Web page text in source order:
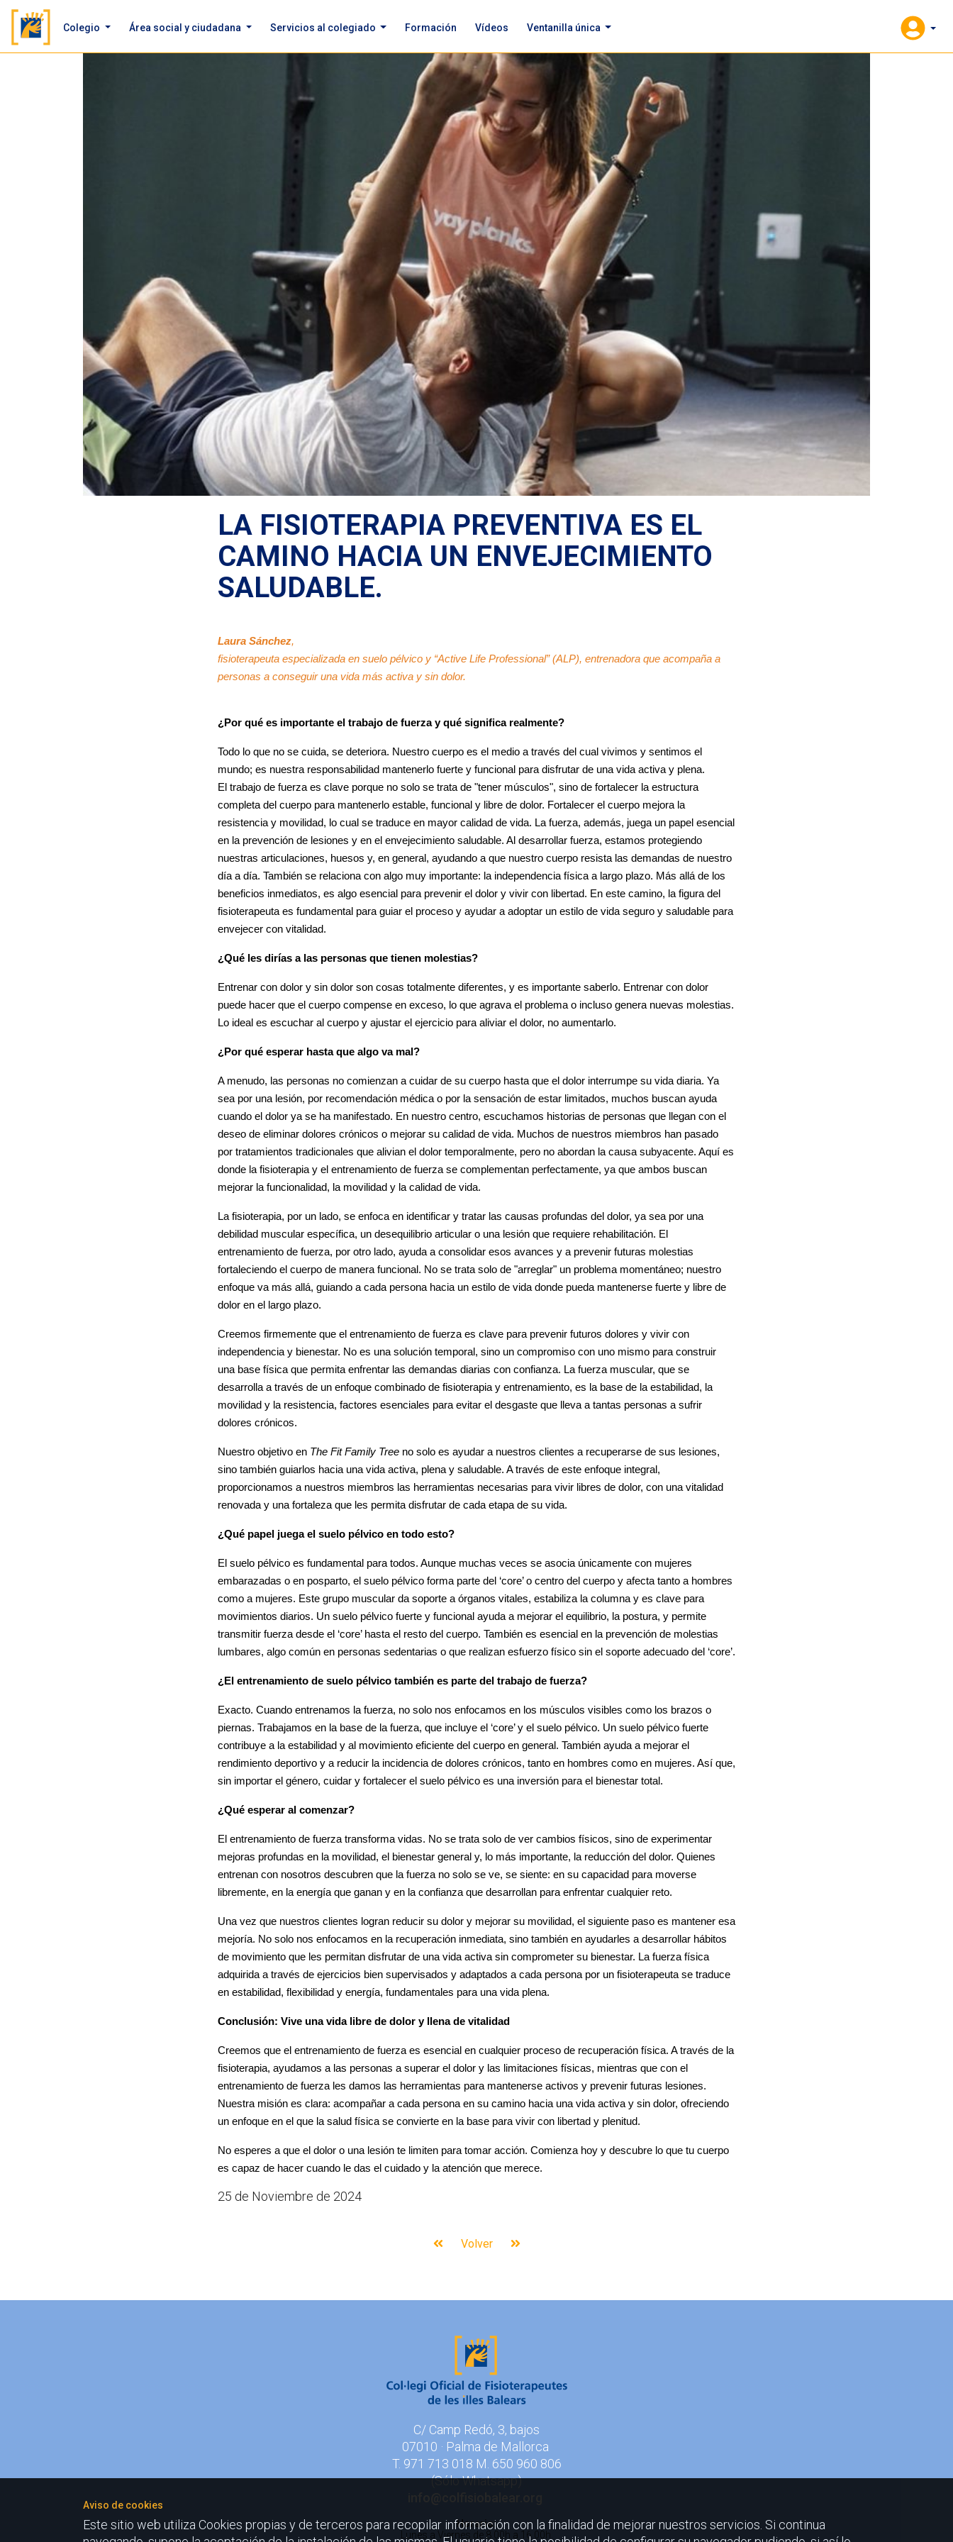
Colegio Área social y ciudadana Servicios al colegiado Formación Vídeos Ventanilla única
LA FISIOTERAPIA PREVENTIVA ES EL
CAMINO HACIA UN ENVEJECIMIENTO
SALUDABLE.
Laura Sánchez,
fisioterapeuta especializada en suelo pélvico y “Active Life Professional” (ALP), entrenadora que acompaña a
personas a conseguir una vida más activa y sin dolor.
¿Por qué es importante el trabajo de fuerza y qué significa realmente?
Todo lo que no se cuida, se deteriora. Nuestro cuerpo es el medio a través del cual vivimos y sentimos el
mundo; es nuestra responsabilidad mantenerlo fuerte y funcional para disfrutar de una vida activa y plena.
El trabajo de fuerza es clave porque no solo se trata de "tener músculos", sino de fortalecer la estructura
completa del cuerpo para mantenerlo estable, funcional y libre de dolor. Fortalecer el cuerpo mejora la
resistencia y movilidad, lo cual se traduce en mayor calidad de vida. La fuerza, además, juega un papel esencial
en la prevención de lesiones y en el envejecimiento saludable. Al desarrollar fuerza, estamos protegiendo
nuestras articulaciones, huesos y, en general, ayudando a que nuestro cuerpo resista las demandas de nuestro
día a día. También se relaciona con algo muy importante: la independencia física a largo plazo. Más allá de los
beneficios inmediatos, es algo esencial para prevenir el dolor y vivir con libertad. En este camino, la figura del
fisioterapeuta es fundamental para guiar el proceso y ayudar a adoptar un estilo de vida seguro y saludable para
envejecer con vitalidad.
¿Qué les dirías a las personas que tienen molestias?
Entrenar con dolor y sin dolor son cosas totalmente diferentes, y es importante saberlo. Entrenar con dolor
puede hacer que el cuerpo compense en exceso, lo que agrava el problema o incluso genera nuevas molestias.
Lo ideal es escuchar al cuerpo y ajustar el ejercicio para aliviar el dolor, no aumentarlo.
¿Por qué esperar hasta que algo va mal?
A menudo, las personas no comienzan a cuidar de su cuerpo hasta que el dolor interrumpe su vida diaria. Ya
sea por una lesión, por recomendación médica o por la sensación de estar limitados, muchos buscan ayuda
cuando el dolor ya se ha manifestado. En nuestro centro, escuchamos historias de personas que llegan con el
deseo de eliminar dolores crónicos o mejorar su calidad de vida. Muchos de nuestros miembros han pasado
por tratamientos tradicionales que alivian el dolor temporalmente, pero no abordan la causa subyacente. Aquí es
donde la fisioterapia y el entrenamiento de fuerza se complementan perfectamente, ya que ambos buscan
mejorar la funcionalidad, la movilidad y la calidad de vida.
La fisioterapia, por un lado, se enfoca en identificar y tratar las causas profundas del dolor, ya sea por una
debilidad muscular específica, un desequilibrio articular o una lesión que requiere rehabilitación. El
entrenamiento de fuerza, por otro lado, ayuda a consolidar esos avances y a prevenir futuras molestias
fortaleciendo el cuerpo de manera funcional. No se trata solo de "arreglar" un problema momentáneo; nuestro
enfoque va más allá, guiando a cada persona hacia un estilo de vida donde pueda mantenerse fuerte y libre de
dolor en el largo plazo.
Creemos firmemente que el entrenamiento de fuerza es clave para prevenir futuros dolores y vivir con
independencia y bienestar. No es una solución temporal, sino un compromiso con uno mismo para construir
una base física que permita enfrentar las demandas diarias con confianza. La fuerza muscular, que se
desarrolla a través de un enfoque combinado de fisioterapia y entrenamiento, es la base de la estabilidad, la
movilidad y la resistencia, factores esenciales para evitar el desgaste que lleva a tantas personas a sufrir
dolores crónicos.
Nuestro objetivo en The Fit Family Tree no solo es ayudar a nuestros clientes a recuperarse de sus lesiones,
sino también guiarlos hacia una vida activa, plena y saludable. A través de este enfoque integral,
proporcionamos a nuestros miembros las herramientas necesarias para vivir libres de dolor, con una vitalidad
renovada y una fortaleza que les permita disfrutar de cada etapa de su vida.
¿Qué papel juega el suelo pélvico en todo esto?
El suelo pélvico es fundamental para todos. Aunque muchas veces se asocia únicamente con mujeres
embarazadas o en posparto, el suelo pélvico forma parte del ‘core’ o centro del cuerpo y afecta tanto a hombres
como a mujeres. Este grupo muscular da soporte a órganos vitales, estabiliza la columna y es clave para
movimientos diarios. Un suelo pélvico fuerte y funcional ayuda a mejorar el equilibrio, la postura, y permite
transmitir fuerza desde el ‘core’ hasta el resto del cuerpo. También es esencial en la prevención de molestias
lumbares, algo común en personas sedentarias o que realizan esfuerzo físico sin el soporte adecuado del ‘core’.
¿El entrenamiento de suelo pélvico también es parte del trabajo de fuerza?
Exacto. Cuando entrenamos la fuerza, no solo nos enfocamos en los músculos visibles como los brazos o
piernas. Trabajamos en la base de la fuerza, que incluye el ‘core’ y el suelo pélvico. Un suelo pélvico fuerte
contribuye a la estabilidad y al movimiento eficiente del cuerpo en general. También ayuda a mejorar el
rendimiento deportivo y a reducir la incidencia de dolores crónicos, tanto en hombres como en mujeres. Así que,
sin importar el género, cuidar y fortalecer el suelo pélvico es una inversión para el bienestar total.
¿Qué esperar al comenzar?
El entrenamiento de fuerza transforma vidas. No se trata solo de ver cambios físicos, sino de experimentar
mejoras profundas en la movilidad, el bienestar general y, lo más importante, la reducción del dolor. Quienes
entrenan con nosotros descubren que la fuerza no solo se ve, se siente: en su capacidad para moverse
libremente, en la energía que ganan y en la confianza que desarrollan para enfrentar cualquier reto.
Una vez que nuestros clientes logran reducir su dolor y mejorar su movilidad, el siguiente paso es mantener esa
mejoría. No solo nos enfocamos en la recuperación inmediata, sino también en ayudarles a desarrollar hábitos
de movimiento que les permitan disfrutar de una vida activa sin comprometer su bienestar. La fuerza física
adquirida a través de ejercicios bien supervisados y adaptados a cada persona por un fisioterapeuta se traduce
en estabilidad, flexibilidad y energía, fundamentales para una vida plena.
Conclusión: Vive una vida libre de dolor y llena de vitalidad
Creemos que el entrenamiento de fuerza es esencial en cualquier proceso de recuperación física. A través de la
fisioterapia, ayudamos a las personas a superar el dolor y las limitaciones físicas, mientras que con el
entrenamiento de fuerza les damos las herramientas para mantenerse activos y prevenir futuras lesiones.
Nuestra misión es clara: acompañar a cada persona en su camino hacia una vida activa y sin dolor, ofreciendo
un enfoque en el que la salud física se convierte en la base para vivir con libertad y plenitud.
No esperes a que el dolor o una lesión te limiten para tomar acción. Comienza hoy y descubre lo que tu cuerpo
es capaz de hacer cuando le das el cuidado y la atención que merece.
25 de Noviembre de 2024
Volver
Aviso de cookies
Este sitio web utiliza Cookies propias y de terceros para recopilar información con la finalidad de mejorar nuestros servicios. Si continua
C/ Camp Redó, 3, bajos
07010 · Palma de Mallorca
T. 971 713 018 M. 650 960 806
(Sólo Whatsapp)
Horario:
Lunes a Viernes de 8.00h a 16.00h.